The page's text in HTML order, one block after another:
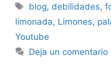
Etiquetas
blog, debilidades,
limonada, Limones,
Youtube
Deja un comentario